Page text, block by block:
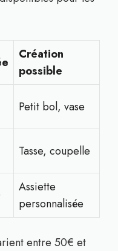
Création
possible
Petit bol, vase
Tasse, coupelle
Assiette
personnalisée
entre 50€ et